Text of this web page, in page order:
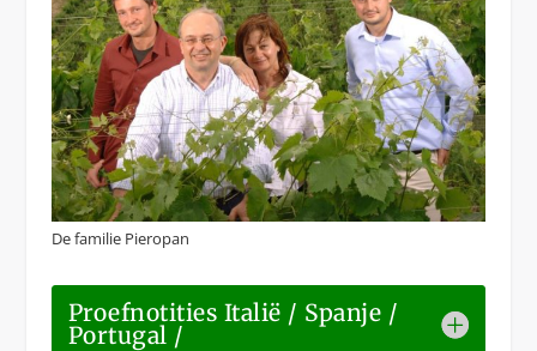
De familie Pieropan
Proefnotities Italië / Spanje /
Portugal /